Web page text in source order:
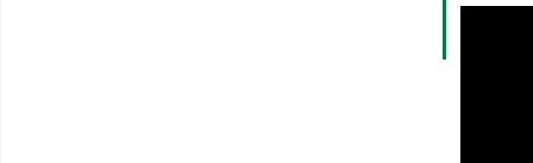
Caractéristiques du